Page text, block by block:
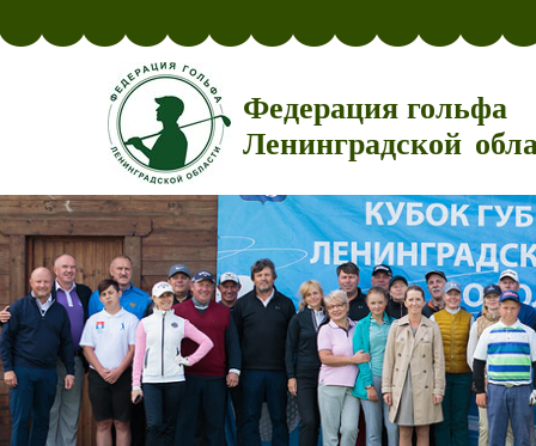
Федерация гольфа
Ленинградской